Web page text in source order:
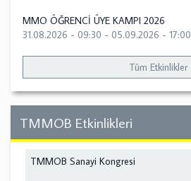
MMO ÖĞRENCİ ÜYE KAMPI 2026
31.08.2026 - 09:30 - 05.09.2026 - 17:00
Tüm Etkinlikler
TMMOB Etkinlikleri
TMMOB Sanayi Kongresi